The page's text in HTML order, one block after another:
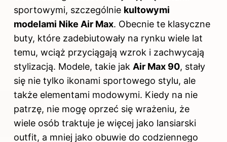
sportowymi, szczególnie kultowymi
modelami Nike Air Max. Obecnie te klasyczne
buty, które zadebiutowały na rynku wiele lat
temu, wciąż przyciągają wzrok i zachwycają
stylizacją. Modele, takie jak Air Max 90, stały
się nie tylko ikonami sportowego stylu, ale
także elementami modowymi. Kiedy na nie
patrzę, nie mogę oprzeć się wrażeniu, że
wiele osób traktuje je więcej jako lansiarski
outfit, a mniej jako obuwie do codziennego